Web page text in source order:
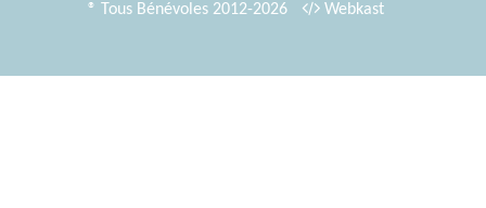
® Tous Bénévoles 2012-2026
Webkast